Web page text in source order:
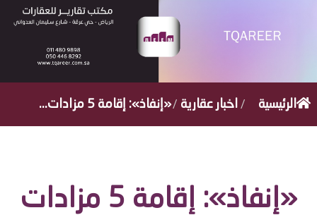
الرئيسية / اخبار عقارية /«إنفاذ»: إقامة 5 مزادات...
«إنفاذ»: إقامة 5 مزادات